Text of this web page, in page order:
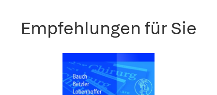
Empfehlungen für Sie